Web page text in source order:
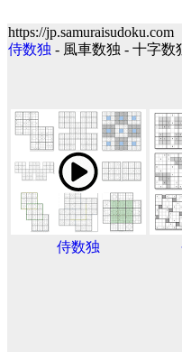
https://jp.samuraisudoku.com
侍数独 - 風車数独 - 十字数
侍数独